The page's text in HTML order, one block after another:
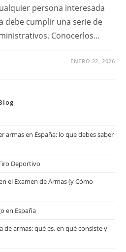
persona interesada
debe cumplir una serie de
Conocerlos…
ENERO 22, 2026
armas en España: lo que debes saber
Deportivo
el Examen de Armas (y Cómo
en España
de armas: qué es, en qué consiste y